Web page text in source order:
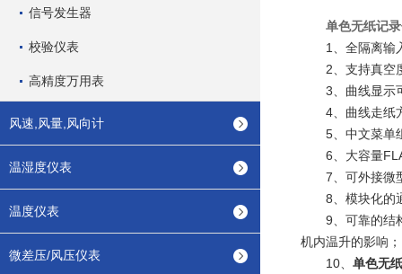
信号发生器
校验仪表
高精度万用表
风速,风量,风向计
温湿度仪表
温度仪表
微差压/风压仪表
单色无纸记
1、全隔离输入
2、支持真空
3、曲线显示可
4、曲线走纸方
5、中文菜单组
6、大容量
7、可外接微型
8、模块化的通
9、可靠的结构
机内温升的影响；
10、 单色无